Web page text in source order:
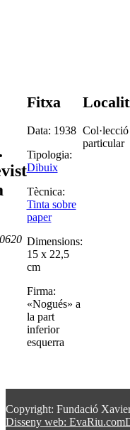
Fitxa
Data: 1938
Tipologia:
Dibuix
Tècnica:
Tinta sobre
paper
Dimensions:
15 x 22,5
cm
Firma:
«Nogués» a
la part
inferior
esquerra
Col·lecció
particular
Copyright: Fundació
Disseny web: EvaRiu.com